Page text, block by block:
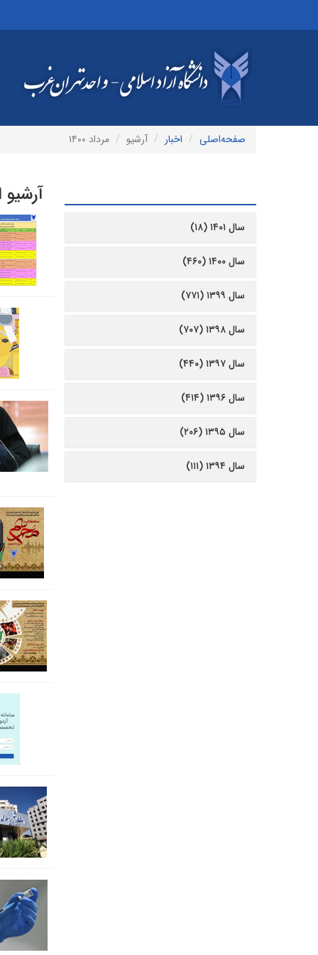
صفحه‌اصلی اخبار آرشیو مرداد ۱۴۰۰
آرشیو
سال ۱۴۰۱ (۱۸)
سال ۱۴۰۰ (۴۶۰)
سال ۱۳۹۹ (۷۷۱)
سال ۱۳۹۸ (۷۰۷)
سال ۱۳۹۷ (۴۴۰)
سال ۱۳۹۶ (۴۱۴)
سال ۱۳۹۵ (۲۰۶)
سال ۱۳۹۴ (۱۱۱)